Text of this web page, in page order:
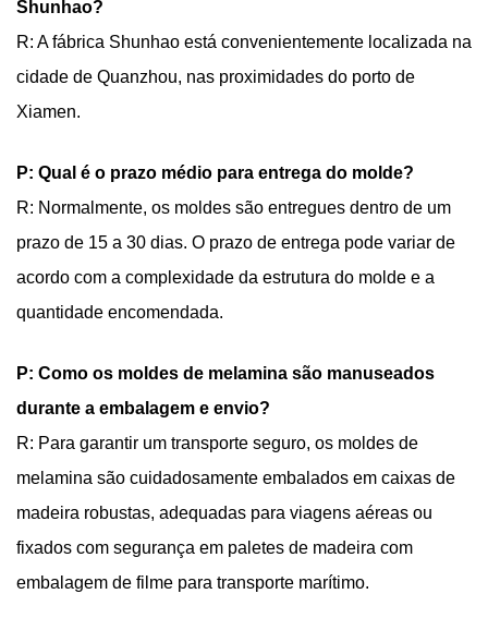
Shunhao?
R: A fábrica Shunhao está convenientemente localizada na
cidade de Quanzhou, nas proximidades do porto de
Xiamen.
P: Qual é o prazo médio para entrega do molde?
R: Normalmente, os moldes são entregues dentro de um
prazo de 15 a 30 dias. O prazo de entrega pode variar de
acordo com a complexidade da estrutura do molde e a
quantidade encomendada.
P: Como os moldes de melamina são manuseados
durante a embalagem e envio?
R: Para garantir um transporte seguro, os moldes de
melamina são cuidadosamente embalados em caixas de
madeira robustas, adequadas para viagens aéreas ou
fixados com segurança em paletes de madeira com
embalagem de filme para transporte marítimo.